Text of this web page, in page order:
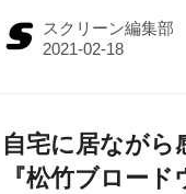
スクリーン編集部
自宅に居ながら
『松竹ブロー